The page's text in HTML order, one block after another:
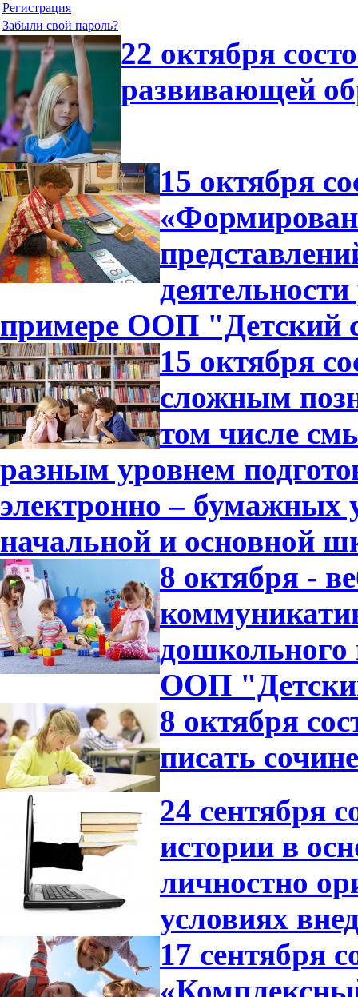
Регистрация
Забыли свой пароль?
22 октября
развивающей
15 октября
примере ООП "Детский
15 октября
сложным
том числе
разным уровнем
электронно – бумажных
начальной и основной
8 октября -
дошкольного
ООП
8 октября
писать
24 сентября
истории в
личностно
условиях
17 сентября